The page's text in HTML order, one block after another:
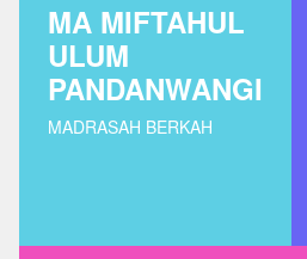
MA MIFTAHUL
ULUM
PANDANWANGI
MADRASAH BERKAH